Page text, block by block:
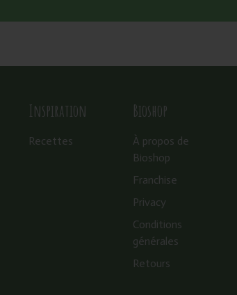
Inspiration
Recettes
Bioshop
À propos de
Bioshop
Franchise
Privacy
Conditions
générales
Retours